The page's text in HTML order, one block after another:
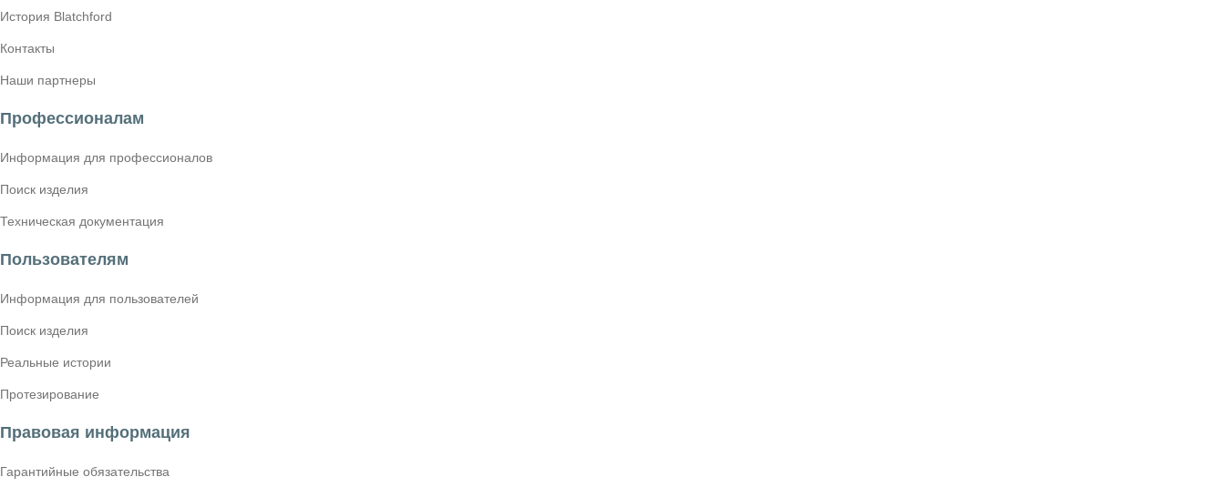
История Blatchford
Контакты
Наши партнеры
Профессионалам
Информация для профессионалов
Поиск изделия
Техническая документация
Пользователям
Информация для пользователей
Поиск изделия
Реальные истории
Протезирование
Правовая информация
Гарантийные обязательства